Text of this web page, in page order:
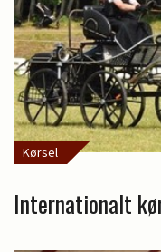
Kørsel
Internationalt